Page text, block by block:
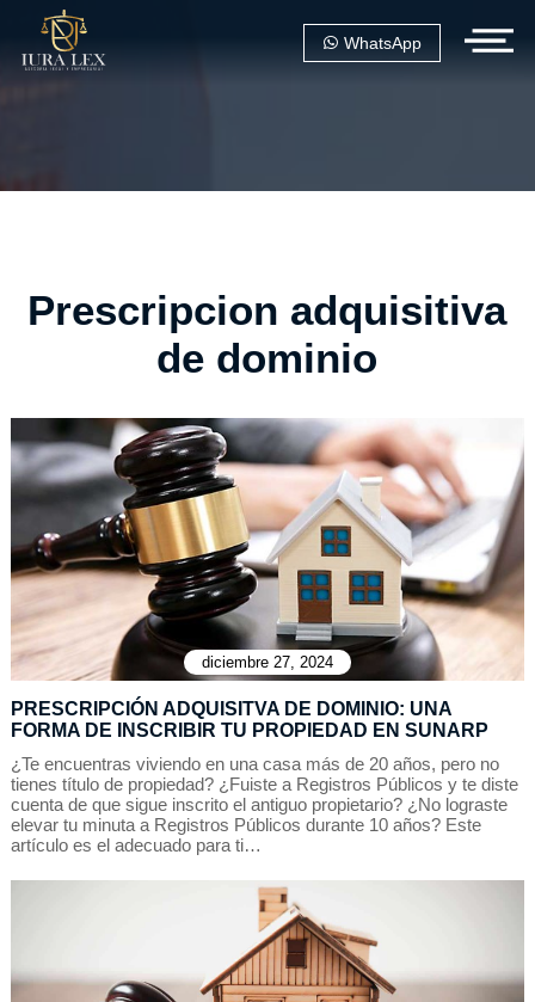
WhatsApp
Prescripcion adquisitiva
de dominio
diciembre 27, 2024
PRESCRIPCIÓN ADQUISITVA DE DOMINIO: UNA
FORMA DE INSCRIBIR TU PROPIEDAD EN SUNARP
¿Te encuentras viviendo en una casa más de 20 años, pero no
tienes título de propiedad? ¿Fuiste a Registros Públicos y te diste
cuenta de que sigue inscrito el antiguo propietario? ¿No lograste
elevar tu minuta a Registros Públicos durante 10 años? Este
artículo es el adecuado para ti…